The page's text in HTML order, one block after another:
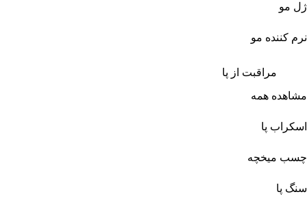
ژل مو
نرم کننده مو
مراقبت از پا
مشاهده همه
اسکراب پا
چسب میخچه
سنگ پا